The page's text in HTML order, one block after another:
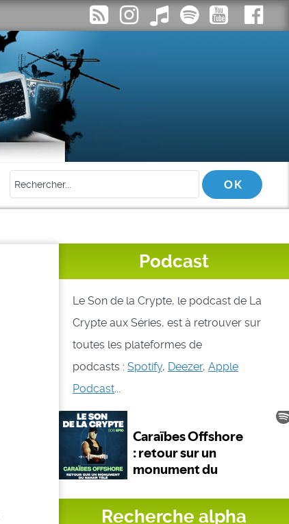
Podcast
Le Son de la Crypte, le podcast de La
Crypte aux Séries, est à retrouver sur
toutes les plateformes de
podcasts : Spotify, Deezer, Apple
Podcast...
Recherche alpha